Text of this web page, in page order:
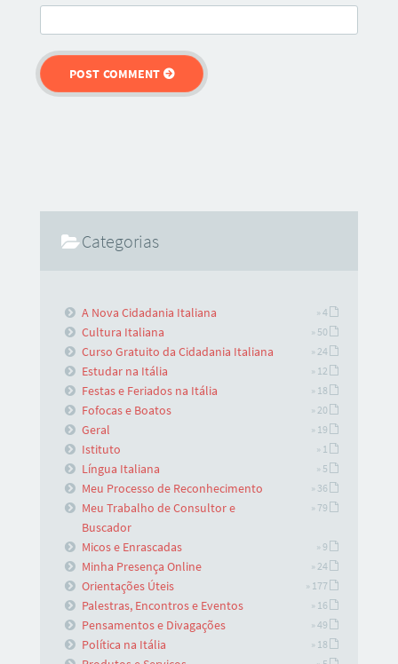
Categorias
A Nova Cidadania Italiana » 4
Cultura Italiana » 50
Curso Gratuito da Cidadania Italiana » 24
Estudar na Itália » 12
Festas e Feriados na Itália » 18
Fofocas e Boatos » 20
Geral » 19
Istituto » 1
Língua Italiana » 5
Meu Processo de Reconhecimento » 36
Meu Trabalho de Consultor e
Buscador
» 79
Micos e Enrascadas » 9
Minha Presença Online » 24
Orientações Úteis » 177
Palestras, Encontros e Eventos » 16
Pensamentos e Divagações » 49
Política na Itália » 18